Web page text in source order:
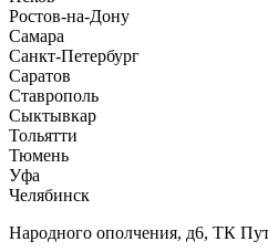
Ростов-на-Дону
Самара
Санкт-Петербург
Саратов
Ставрополь
Сыктывкар
Тольятти
Тюмень
Уфа
Челябинск
Народного ополчения, д6, ТК